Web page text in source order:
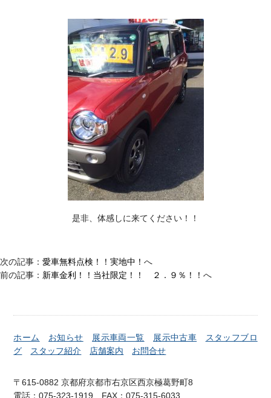
是非、体感しに来てください！！
次の記事： 愛車無料点検！！実地中！ へ
前の記事： 新車金利！！当社限定！！ ２．９％！！ へ
ホーム お知らせ 展示車両一覧 展示中古車
スタッフブロ
グ
スタッフ紹介 店舗案内 お問合せ
〒615-0882 京都府京都市右京区西京極葛野町8
電話：075-323-1919 FAX：075-315-6033